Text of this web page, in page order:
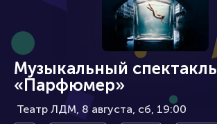
Музыкальный спектакль
«Парфюмер»
Театр ЛДМ, 8 августа сб, 19:00